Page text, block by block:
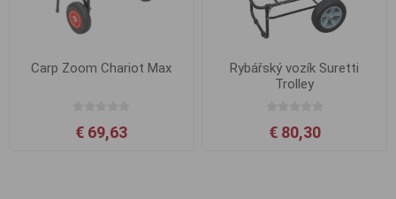
Carp Zoom Chariot Max
€ 69,63
Rybářský vozík Suretti
Trolley
€ 80,30